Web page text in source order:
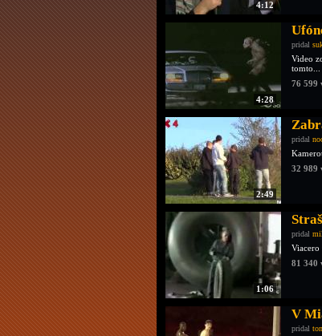
4:12
4:28
pridal
Video
tomto...
76 599
2:49
pridal
32 989
1:06
pridal
Viacero
81 340
V
pridal